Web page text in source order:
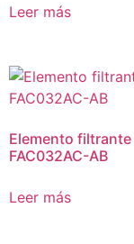
Leer más
Elemento filtrante
FAC032AC-AB
Leer más